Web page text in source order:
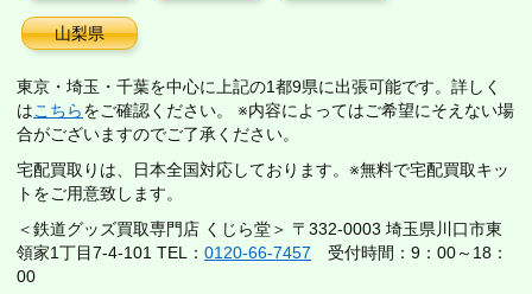
山梨県
東京・埼玉・千葉を中心に上記の1都9県に出張可能です。詳しく
はこちらをご確認ください。 ※内容によってはご希望にそえない場
合がございますのでご了承ください。
宅配買取りは、日本全国対応しております。※無料で宅配買取キッ
トをご用意致します。
＜鉄道グッズ買取専門店 くじら堂＞ 〒332-0003 埼玉県川口市東
領家1丁目7-4-101 TEL： 0120-66-7457 受付時間：9：00～18：
00